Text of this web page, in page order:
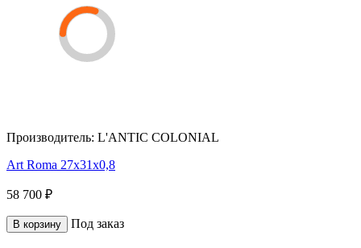
Производитель: L'ANTIC COLONIAL
Art Roma 27x31x0,8
58 700 ₽
В корзину Под заказ